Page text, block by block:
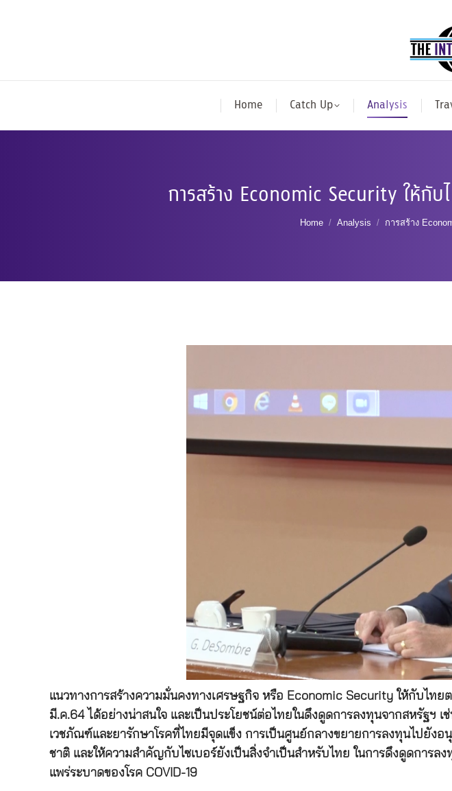
Home Catch Up Analysis
การสร้าง Economic Security ให้กั
You are here:
Home Analysis การสร้าง
แนวทางการสร้างความมั่นคงทางเศรษฐกิจ หรือ Economic Security ให้กับไ
มี.ค.64 ได้อย่างน่าสนใจ และเป็นประโยชน์ต่อไทยในดึงดูดการลงทุนจากสหรัฐฯ
เวชภัณฑ์และยารักษาโรคที่ไทยมีจุดแข็ง การเป็นศูนย์กลางขยายการลงทุนไปยัง
ชาติ และให้ความสำคัญกับไซเบอร์ยังเป็นสิ่งจำเป็นสำหรับไทย ในการดึงดูดการ
แพร่ระบาดของโรค COVID-19